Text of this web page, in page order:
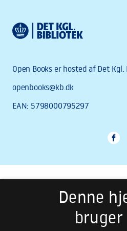
Denne
bruger